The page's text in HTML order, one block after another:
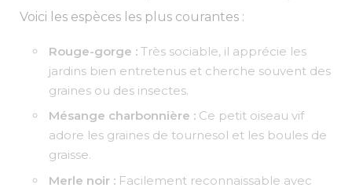
Voici les espèces les plus courantes :
Rouge-gorge : Très sociable, il apprécie les
jardins bien entretenus et cherche souvent des
graines ou des insectes.
Mésange charbonnière : Ce petit oiseau vif
adore les graines de tournesol et les boules de
graisse.
Merle noir : Facilement reconnaissable avec